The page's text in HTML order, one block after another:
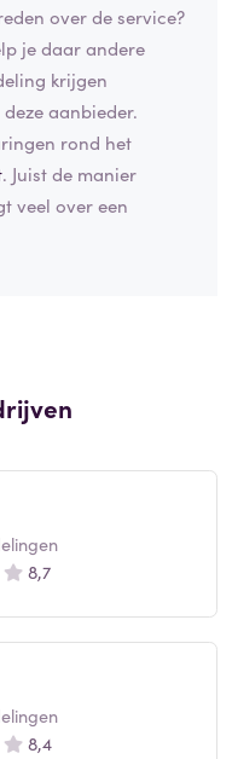
over de service?
je daar andere
krijgen
aanbieder.
rond het
. Juist de manier
veel over een
8,7
8,4